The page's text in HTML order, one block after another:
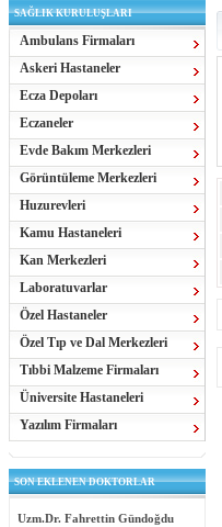
SAĞLIK KURULUŞLARI
Ambulans Firmaları
Askeri Hastaneler
Ecza Depoları
Eczaneler
Evde Bakım Merkezleri
Görüntüleme Merkezleri
Huzurevleri
Kamu Hastaneleri
Kan Merkezleri
Laboratuvarlar
Özel Hastaneler
Özel Tıp ve Dal Merkezleri
Tıbbi Malzeme Firmaları
Üniversite Hastaneleri
Yazılım Firmaları
SON EKLENEN DOKTORLAR
Uzm.Dr. Fahrettin Gündoğdu